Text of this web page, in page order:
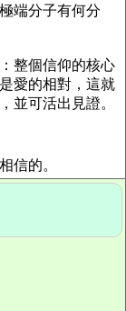
端分子有何分
整個信仰的核心
愛的相對，這就
並可活出見證。
信的。